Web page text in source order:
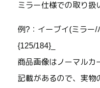
ミラー仕様での取り扱
例?：イーブイ(ミラー/
{125/184}_
商品画像はノーマルカ
記載があるので、実物